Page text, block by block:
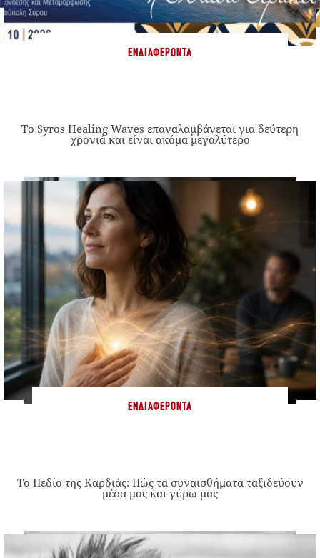
ΕΝΔΙΑΦΈΡΟΝΤΑ
Το Syros Healing Waves επαναλαμβάνεται για δεύτερη
χρονιά και είναι ακόμα μεγαλύτερο
ΕΝΔΙΑΦΈΡΟΝΤΑ
Το Πεδίο της Καρδιάς: Πώς τα συναισθήματα ταξιδεύουν
μέσα μας και γύρω μας